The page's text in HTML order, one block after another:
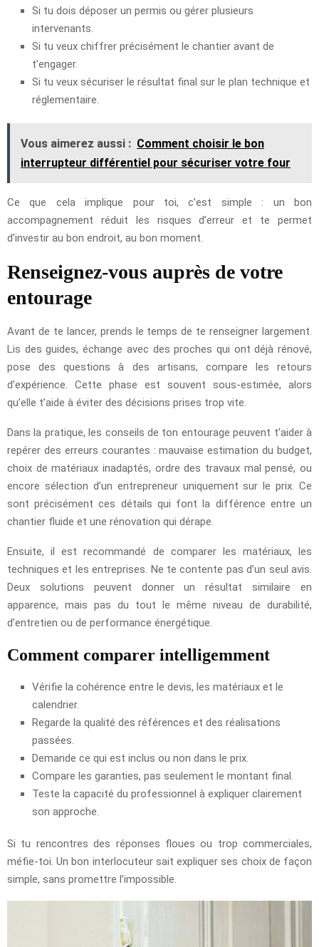
Si tu dois déposer un permis ou gérer plusieurs
intervenants.
Si tu veux chiffrer précisément le chantier avant de
t’engager.
Si tu veux sécuriser le résultat final sur le plan technique et
réglementaire.
Vous aimerez aussi : Comment choisir le bon
interrupteur différentiel pour sécuriser votre four
Ce que cela implique pour toi, c’est simple : un bon
accompagnement réduit les risques d’erreur et te permet
d’investir au bon endroit, au bon moment.
Renseignez-vous auprès de votre
entourage
Avant de te lancer, prends le temps de te renseigner largement.
Lis des guides, échange avec des proches qui ont déjà rénové,
pose des questions à des artisans, compare les retours
d’expérience. Cette phase est souvent sous-estimée, alors
qu’elle t’aide à éviter des décisions prises trop vite.
Dans la pratique, les conseils de ton entourage peuvent t’aider à
repérer des erreurs courantes : mauvaise estimation du budget,
choix de matériaux inadaptés, ordre des travaux mal pensé, ou
encore sélection d’un entrepreneur uniquement sur le prix. Ce
sont précisément ces détails qui font la différence entre un
chantier fluide et une rénovation qui dérape.
Ensuite, il est recommandé de comparer les matériaux, les
techniques et les entreprises. Ne te contente pas d’un seul avis.
Deux solutions peuvent donner un résultat similaire en
apparence, mais pas du tout le même niveau de durabilité,
d’entretien ou de performance énergétique.
Comment comparer intelligemment
Vérifie la cohérence entre le devis, les matériaux et le
calendrier.
Regarde la qualité des références et des réalisations
passées.
Demande ce qui est inclus ou non dans le prix.
Compare les garanties, pas seulement le montant final.
Teste la capacité du professionnel à expliquer clairement
son approche.
Si tu rencontres des réponses floues ou trop commerciales,
méfie-toi. Un bon interlocuteur sait expliquer ses choix de façon
simple, sans promettre l’impossible.